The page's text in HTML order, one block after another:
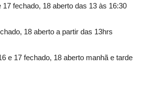
fechado, 18 aberto das 13 às 16:30
18 aberto a partir das 13hrs
e 17 fechado, 18 aberto manhã e tarde